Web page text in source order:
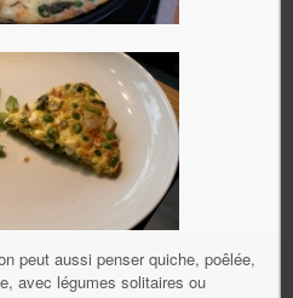
peut aussi penser quiche, poêlée,
avec légumes solitaires ou